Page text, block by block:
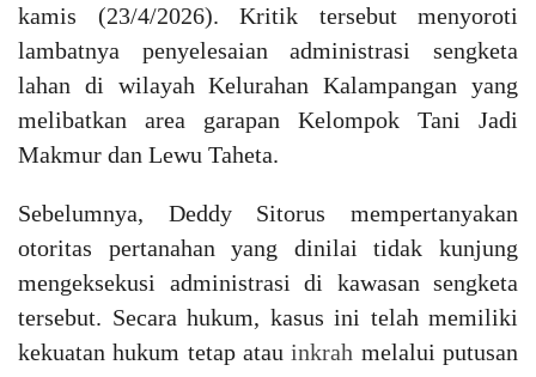
kamis (23/4/2026). Kritik tersebut menyoroti
lambatnya penyelesaian administrasi sengketa
lahan di wilayah Kelurahan Kalampangan yang
melibatkan area garapan Kelompok Tani Jadi
Makmur dan Lewu Taheta.
Sebelumnya, Deddy Sitorus mempertanyakan
otoritas pertanahan yang dinilai tidak kunjung
mengeksekusi administrasi di kawasan sengketa
tersebut. Secara hukum, kasus ini telah memiliki
kekuatan hukum tetap atauinkrah melalui putusan